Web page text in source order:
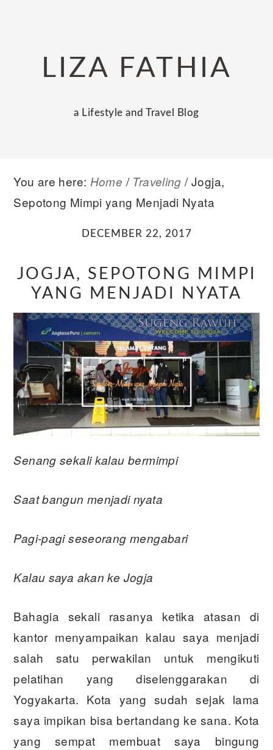
navigationLIZA FATHIA
a Lifestyle and Travel Blog
You are here: Home / Traveling /Jogja,
Sepotong Mimpi yang Menjadi Nyata
DECEMBER 22, 2017
JOGJA, SEPOTONG MIMPI
YANG MENJADI NYATA
Senang sekali kalau bermimpi
Saat bangun menjadi nyata
Pagi-pagi seseorang mengabari
Kalau saya akan ke Jogja
Bahagia sekali rasanya ketika atasan di
kantor menyampaikan kalau saya menjadi
salah satu perwakilan untuk mengikuti
pelatihan yang diselenggarakan di
Yogyakarta. Kota yang sudah sejak lama
saya impikan bisa bertandang ke sana. Kota
yang sempat membuat saya bingung